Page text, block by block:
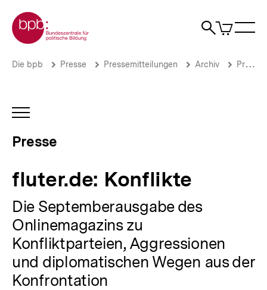
zum
Seiteninhalt
springen
Zur Startseite der bpb
Suche
Artikel
im
fluter.de:
bpb.de
Brotkrümelnavigation
Pfadnavigation
Die bpb Presse Pressemitteilungen Archiv Pressemitteilungen 2006
INHALTSNAVIGATION
Presse
fluter.de: Konflikte
Die Septemberausgabe des
Onlinemagazins zu
Konfliktparteien, Aggressionen
und diplomatischen Wegen aus der
Konfrontation